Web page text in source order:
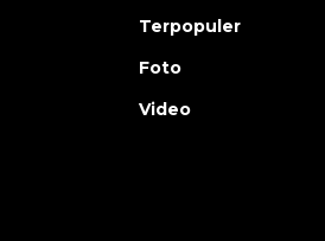
Terpopuler
Foto
Video